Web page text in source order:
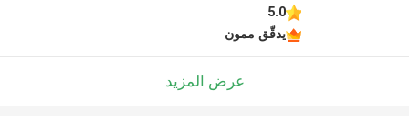
5.0
يدقّق ممون
عرض المزيد